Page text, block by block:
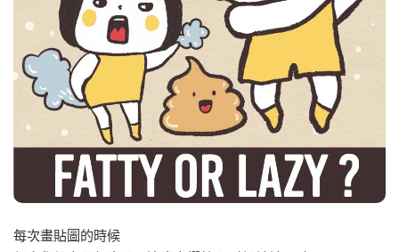
每次畫貼圖的時候